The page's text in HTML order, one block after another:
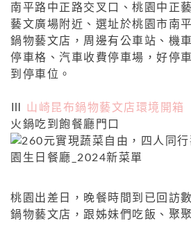
南平路中正路交叉口、 桃園中正
藝文廣場 附近、選址於桃園市南
鍋物藝文店，周邊有公車站、機
停車格、汽車收費停車場，好停
到停車位。
山崎昆布鍋物藝文店環境開箱
火鍋吃到飽餐廳門口
桃園出差日，晚餐時間到已回訪
鍋物藝文店，跟姊妹們吃飯、聚聚